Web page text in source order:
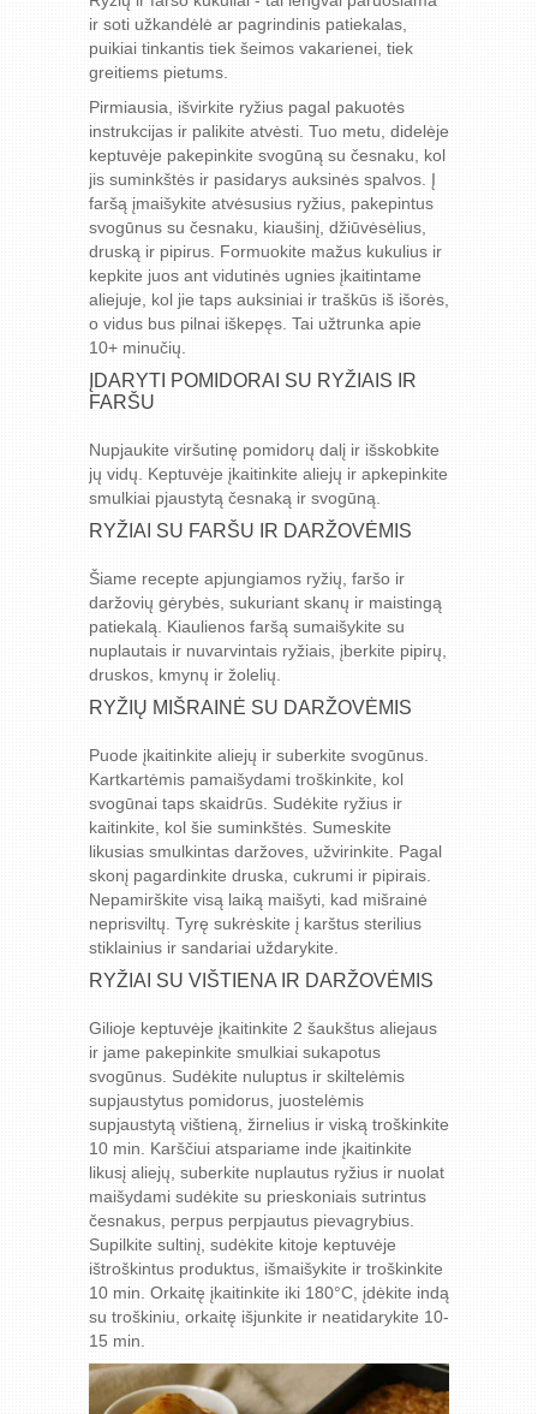
ir soti užkandėlė ar pagrindinis patiekalas,
puikiai tinkantis tiek šeimos vakarienei, tiek
greitiems pietums.
Pirmiausia, išvirkite ryžius pagal pakuotės
instrukcijas ir palikite atvėsti. Tuo metu, didelėje
keptuvėje pakepinkite svogūną su česnaku, kol
jis suminkštės ir pasidarys auksinės spalvos. Į
faršą įmaišykite atvėsusius ryžius, pakepintus
svogūnus su česnaku, kiaušinį, džiūvėsėlius,
druską ir pipirus. Formuokite mažus kukulius ir
kepkite juos ant vidutinės ugnies įkaitintame
aliejuje, kol jie taps auksiniai ir traškūs iš išorės,
o vidus bus pilnai iškepęs. Tai užtrunka apie
10+ minučių.
ĮDARYTI POMIDORAI SU RYŽIAIS IR
FARŠU
Nupjaukite viršutinę pomidorų dalį ir išskobkite
jų vidų. Keptuvėje įkaitinkite aliejų ir apkepinkite
smulkiai pjaustytą česnaką ir svogūną.
RYŽIAI SU FARŠU IR DARŽOVĖMIS
Šiame recepte apjungiamos ryžių, faršo ir
daržovių gėrybės, sukuriant skanų ir maistingą
patiekalą. Kiaulienos faršą sumaišykite su
nuplautais ir nuvarvintais ryžiais, įberkite pipirų,
druskos, kmynų ir žolelių.
RYŽIŲ MIŠRAINĖ SU DARŽOVĖMIS
Puode įkaitinkite aliejų ir suberkite svogūnus.
Kartkartėmis pamaišydami troškinkite, kol
svogūnai taps skaidrūs. Sudėkite ryžius ir
kaitinkite, kol šie suminkštės. Sumeskite
likusias smulkintas daržoves, užvirinkite. Pagal
skonį pagardinkite druska, cukrumi ir pipirais.
Nepamirškite visą laiką maišyti, kad mišrainė
neprisviltų. Tyrę sukrėskite į karštus sterilius
stiklainius ir sandariai uždarykite.
RYŽIAI SU VIŠTIENA IR DARŽOVĖMIS
Gilioje keptuvėje įkaitinkite 2 šaukštus aliejaus
ir jame pakepinkite smulkiai sukapotus
svogūnus. Sudėkite nuluptus ir skiltelėmis
supjaustytus pomidorus, juostelėmis
supjaustytą vištieną, žirnelius ir viską troškinkite
10 min. Karščiui atspariame inde įkaitinkite
likusį aliejų, suberkite nuplautus ryžius ir nuolat
maišydami sudėkite su prieskoniais sutrintus
česnakus, perpus perpjautus pievagrybius.
Supilkite sultinį, sudėkite kitoje keptuvėje
ištroškintus produktus, išmaišykite ir troškinkite
10 min. Orkaitę įkaitinkite iki 180°C, įdėkite indą
su troškiniu, orkaitę išjunkite ir neatidarykite 10-
15 min.